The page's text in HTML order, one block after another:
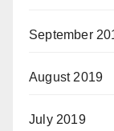
September
August 2019
July 2019